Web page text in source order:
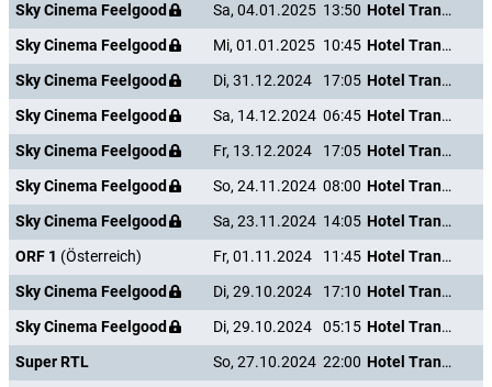
Sky Cinema Feelgood
Sa, 04.01.2025 13:50
Hotel Transsilvanien 2
Sky Cinema Feelgood
Mi, 01.01.2025 10:45
Hotel Transsilvanien 2
Sky Cinema Feelgood
Di, 31.12.2024 17:05
Hotel Transsilvanien 2
Sky Cinema Feelgood
Sa, 14.12.2024 06:45
Hotel Transsilvanien 2
Sky Cinema Feelgood
Fr, 13.12.2024 17:05
Hotel Transsilvanien 2
Sky Cinema Feelgood
So, 24.11.2024 08:00
Hotel Transsilvanien 2
Sky Cinema Feelgood
Sa, 23.11.2024 14:05
Hotel Transsilvanien 2
ORF 1 (Österreich) Fr, 01.11.2024 11:45
Hotel Transsilvanien 2
Sky Cinema Feelgood
Di, 29.10.2024 17:10
Hotel Transsilvanien 2
Sky Cinema Feelgood
Di, 29.10.2024 05:15
Hotel Transsilvanien 2
Super RTL
So, 27.10.2024 22:00
Hotel Transsilvanien 2